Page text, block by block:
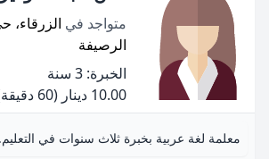
متواجد في الزرقاء،
الرصيفة
الخبرة: 3 سنة
10.00 دينار
(60 دقيقة)
معلمة لغة عربية بخبرة ثلاث سنوات في التعليم.